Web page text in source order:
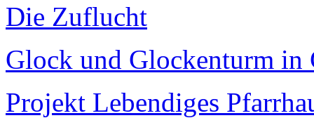
Die Zuflucht
Glock und Glockenturm in
Projekt Lebendiges